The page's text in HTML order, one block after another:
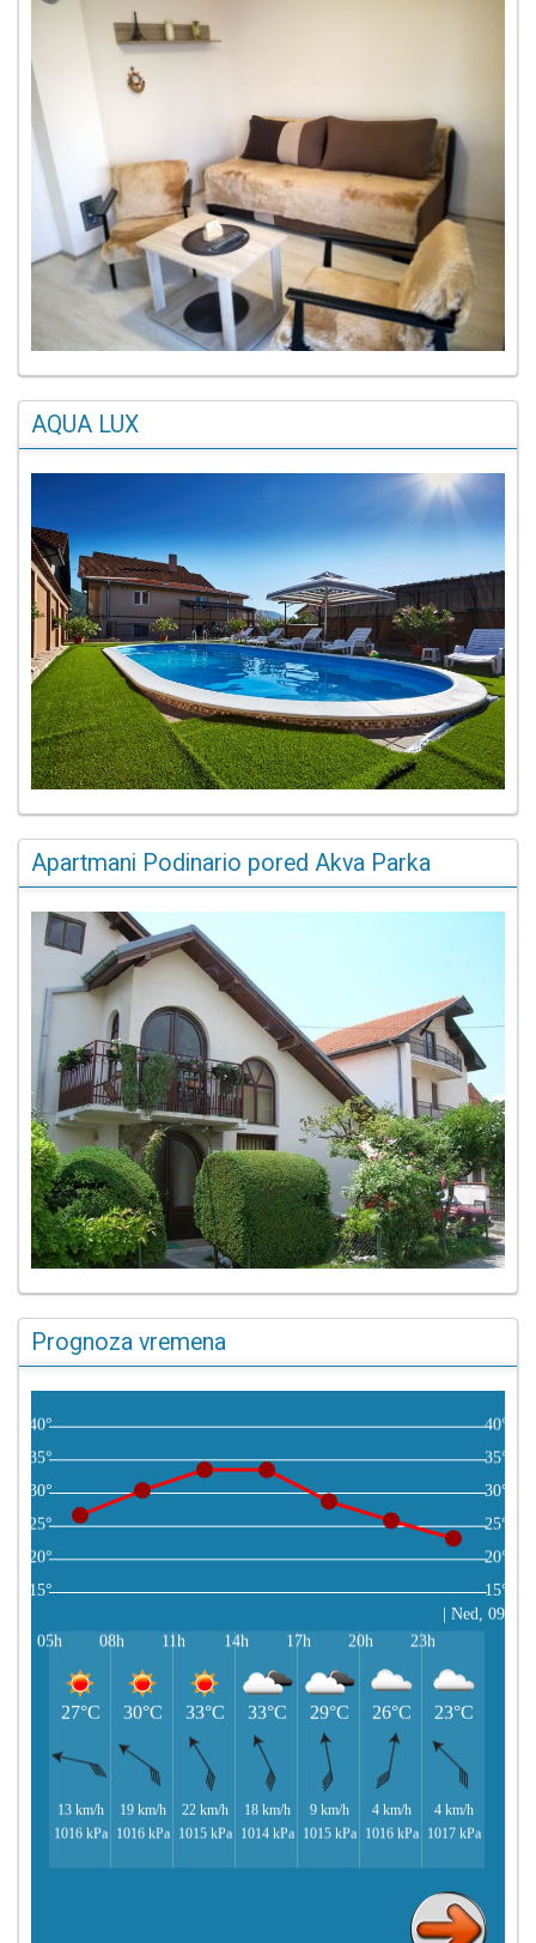
AQUA LUX
Apartmani Podinario pored Akva Parka
Prognoza vremena